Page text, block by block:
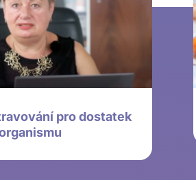
pro dostatek